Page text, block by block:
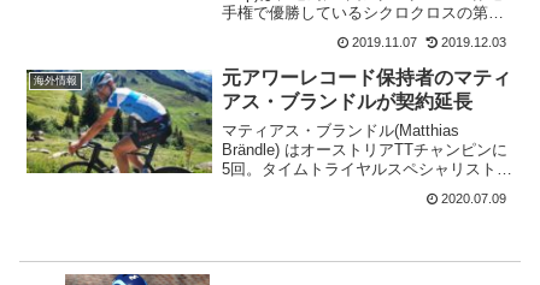
手権で優勝しているシクロクロスの第一
人者。ワウト・ファンアールトが3連覇す
る前の2010・2011・2014年に優勝。
Deceuninck-Qu...
2019.11.07 2019.12.03
海外情報
元アワーレコード保持者のマティ
アス・ブランドルが契約延長
マティアス・ブランドル(Matthias
Brändle) はオーストリアTTチャンピンに
5回。タイムトライヤルスペシャリスト
だ。ブランドルはIsrael Start-Up Nationと
の2年の延長契約にサイン。2022年まで
2020.07.09